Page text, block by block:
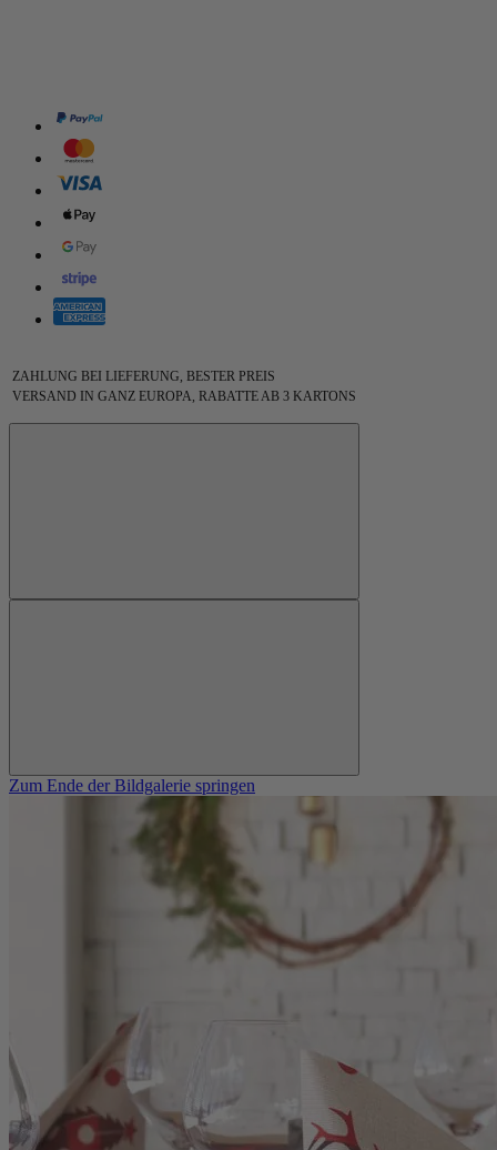
ZAHLUNG BEI LIEFERUNG, BESTER PREIS
VERSAND IN GANZ EUROPA, RABATTE AB 3 KARTONS
Zum Ende der Bildgalerie springen